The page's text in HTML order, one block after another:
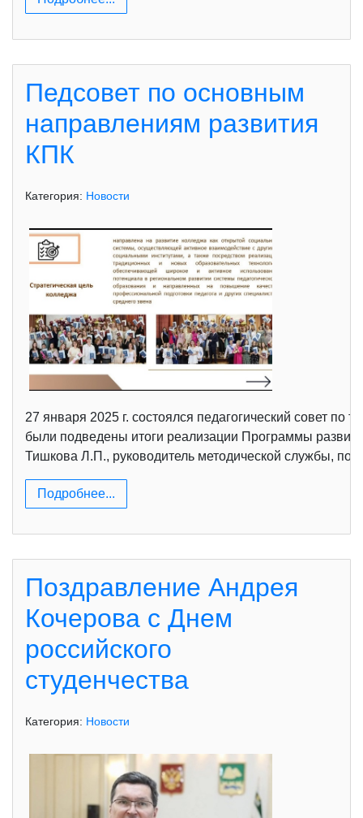
Педсовет по основным
направлениям развития
КПК
Категория: Новости
27 января 2025 г. состоялся педагогический совет
были подведены итоги реализации Программы
Тишкова Л.П., руководитель методической службы,
Подробнее...
Поздравление Андрея
Кочерова с Днем
российского
студенчества
Категория: Новости